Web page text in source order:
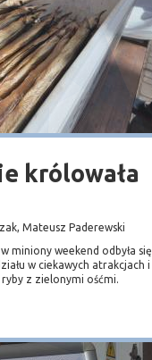
królowała
Mateusz Paderewski
miniony weekend odbyła się
w ciekawych atrakcjach i
z zielonymi ośćmi.